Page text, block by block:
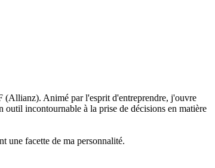
(Allianz). Animé par l'esprit d'entreprendre, j'ouvre
incontournable à la prise de décisions en matière
une facette de ma personnalité.